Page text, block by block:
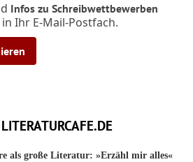
Infos zu Schreibwettbewerben
in Ihr E-Mail-Postfach.
als große Literatur: »Erzähl mir alles«